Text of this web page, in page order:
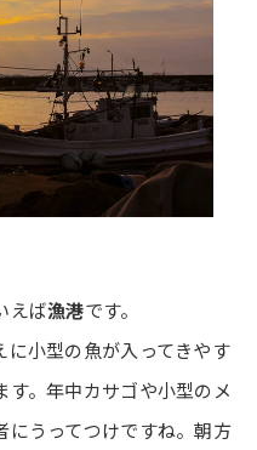
えば漁港です。
に小型の魚が入ってきやす
す。年中カサゴや小型のメ
にうってつけですね。朝方